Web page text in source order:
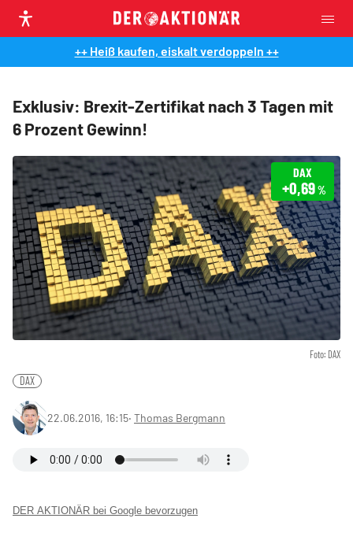
++ Heiß kaufen, eiskalt verdoppeln ++
Exklusiv: Brexit-Zertifikat nach 3 Tagen mit
6 Prozent Gewinn!
Foto: DAX
DAX
+0,69%
DAX
22.06.2016, 16:15‧ Thomas Bergmann
DER AKTIONÄR bei Google bevorzugen